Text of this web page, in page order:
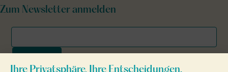
Zum Newsletter anmelden